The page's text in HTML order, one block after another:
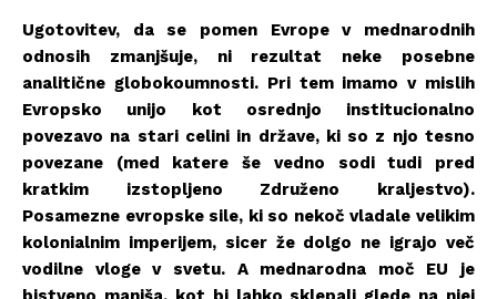
Ugotovitev, da se pomen Evrope v mednarodnih
odnosih zmanjšuje, ni rezultat neke posebne
analitične globokoumnosti. Pri tem imamo v mislih
Evropsko unijo kot osrednjo institucionalno
povezavo na stari celini in države, ki so z njo tesno
povezane (med katere še vedno sodi tudi pred
kratkim izstopljeno Združeno kraljestvo).
Posamezne evropske sile, ki so nekoč vladale velikim
kolonialnim imperijem, sicer že dolgo ne igrajo več
vodilne vloge v svetu. A mednarodna moč EU je